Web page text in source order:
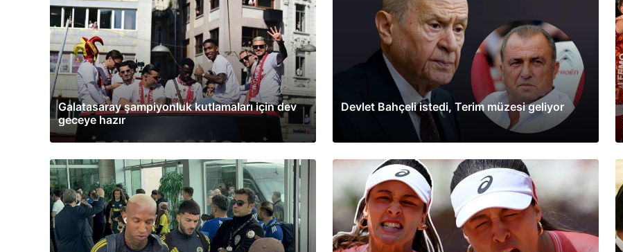
Galatasaray şampiyonluk kutlamaları için dev
geceye hazır
Devlet Bahçeli istedi, Terim müzesi geliyor